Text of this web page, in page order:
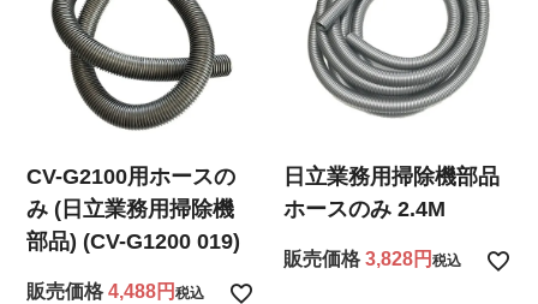
CV-G2100用ホースの
み (日立業務用掃除機
部品) (CV-G1200 019)
販売価格 4,488 税込
日立業務用掃除機部品
ホースのみ 2.4M
販売価格 3,828 税込